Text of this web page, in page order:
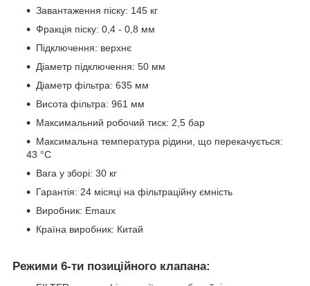
Завантаження піску: 145 кг
Фракція піску: 0,4 - 0,8 мм
Підключення: верхнє
Діаметр підключення: 50 мм
Діаметр фільтра: 635 мм
Висота фільтра: 961 мм
Максимальний робочий тиск: 2,5 бар
Максимальна температура рідини, що перекачується:
43 °C
Вага у зборі: 30 кг
Гарантія: 24 місяці на фільтраційну ємність
Виробник: Emaux
Країна виробник: Китай
Режими 6-ти позиційного клапана: